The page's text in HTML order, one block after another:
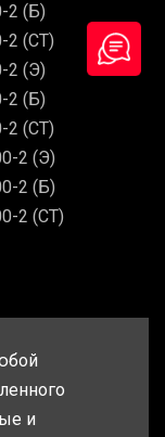
2 (Б)
2 (СТ)
2 (Э)
2 (Б)
2 (СТ)
2 (Э)
2 (Б)
2 (СТ)
и